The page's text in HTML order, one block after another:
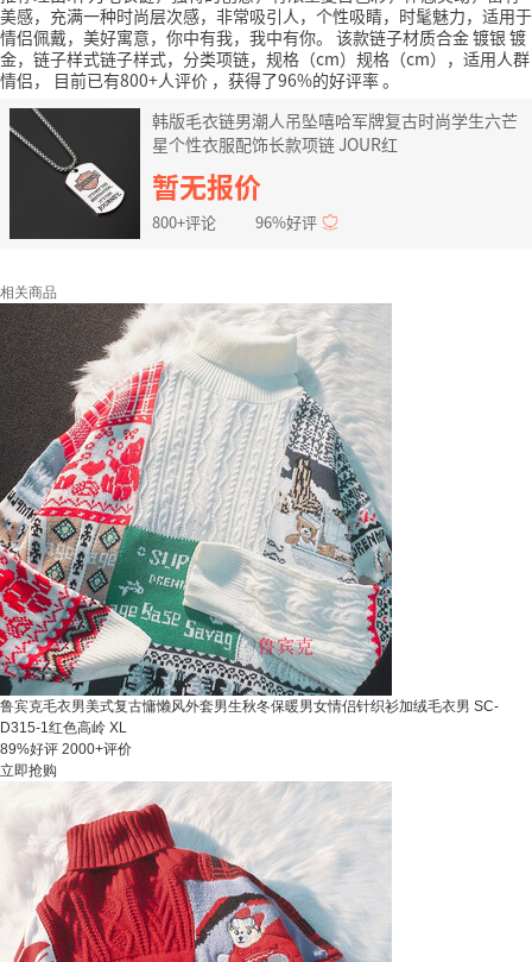
美感，充满一种时尚层次感，非常吸引人，个性吸睛，时髦魅力，适用于
情侣佩戴，美好寓意，你中有我，我中有你。 该款链子材质合金 镀银 镀
金，链子样式链子样式，分类项链，规格（cm）规格（cm），适用人群
情侣，
目前已有800+人评价 ，获得了96%的好评率。
韩版毛衣链男潮人吊坠嘻哈军牌复古时尚学生六芒
星个性衣服配饰长款项链 JOUR红
暂无报价
800+评论 96%好评
相关商品
鲁宾克毛衣男美式复古慵懒风外套男生秋冬保暖男女情侣针织衫加绒毛衣男 SC-
D315-1红色高岭 XL
89%好评 2000+评价
立即抢购